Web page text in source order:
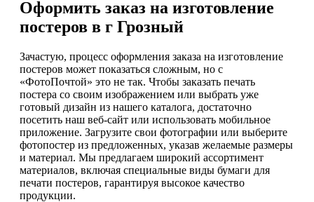
Оформить заказ на изготовление
постеров в г Грозный
Зачастую, процесс оформления заказа на изготовление
постеров может показаться сложным, но с
«ФотоПочтой» это не так. Чтобы заказать печать
постера со своим изображением или выбрать уже
готовый дизайн из нашего каталога, достаточно
посетить наш веб-сайт или использовать мобильное
приложение. Загрузите свои фотографии или выберите
фотопостер из предложенных, указав желаемые размеры
и материал. Мы предлагаем широкий ассортимент
материалов, включая специальные виды бумаги для
печати постеров, гарантируя высокое качество
продукции.